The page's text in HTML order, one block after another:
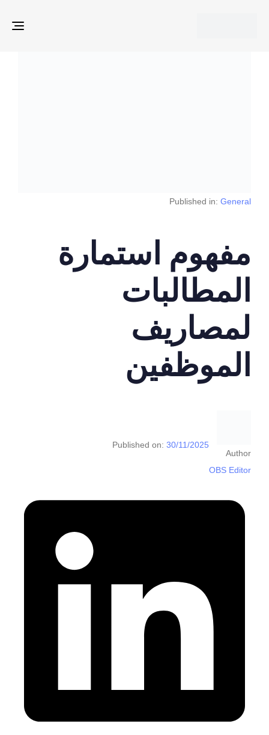
Published in: General
مفهوم استمارة
المطالبات
لمصاريف
الموظفين
Author
OBS Editor
Published on: 30/11/2025